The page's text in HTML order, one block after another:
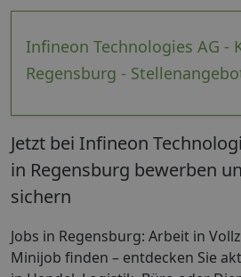
Infineon Technologies AG -
Regensburg -
Jetzt bei Infineon
in Regensburg bewerben
sichern
Jobs in Regensburg: Arbeit in
Minijob finden – entdecken Sie